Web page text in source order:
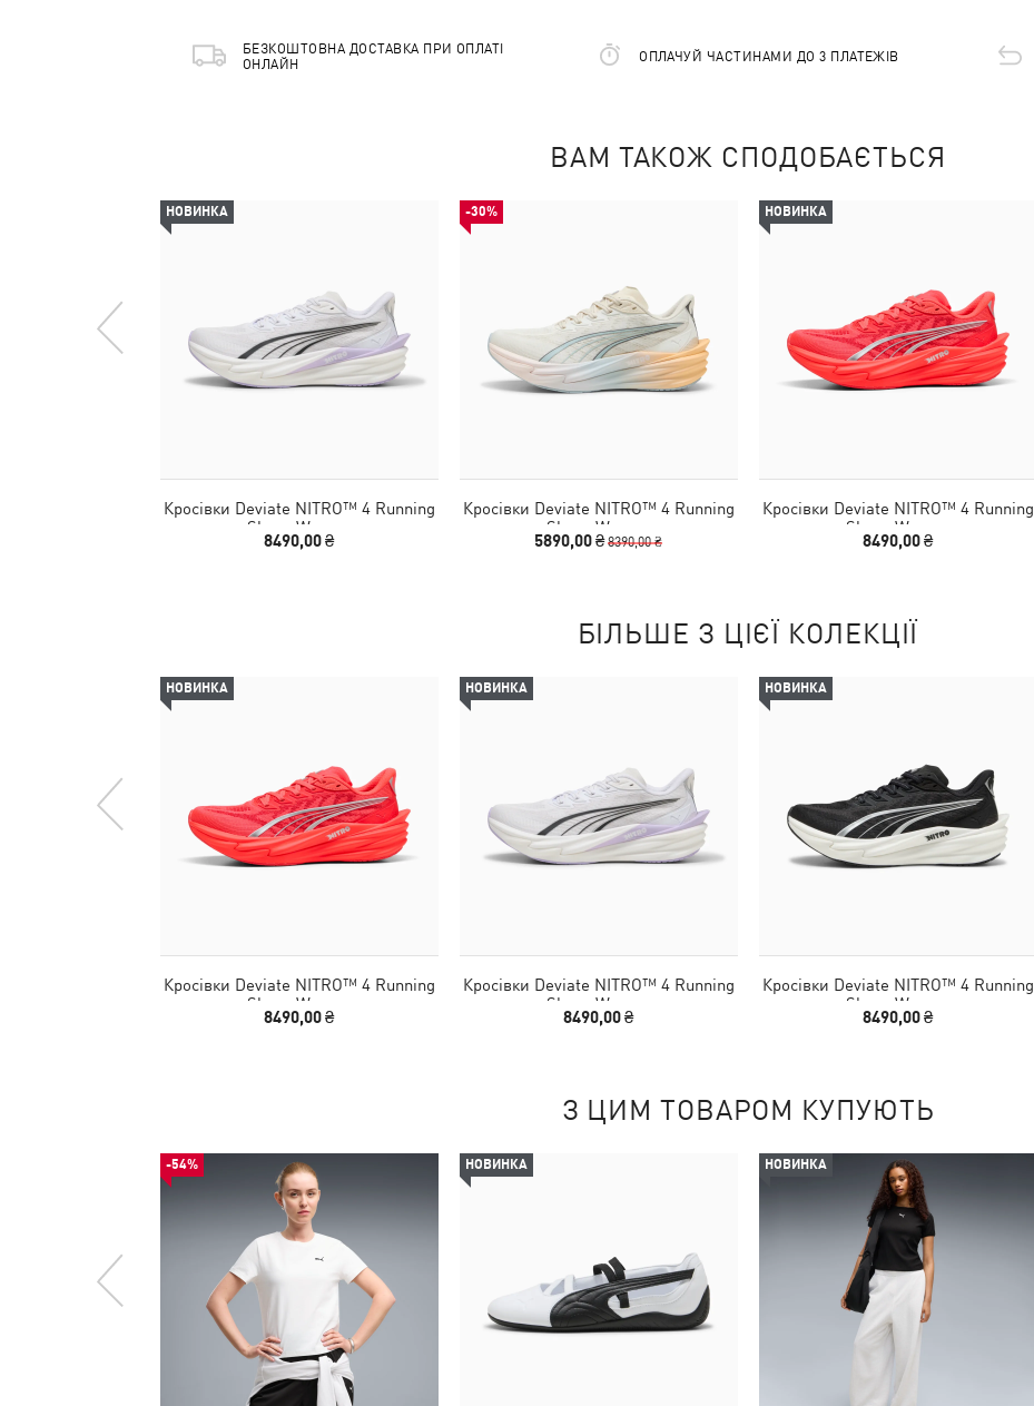
БЕЗКОШТОВНА ДОСТАВКА ПРИ ОПЛАТІ
ОНЛАЙН
ОПЛАЧУЙ ЧАСТИНАМИ ДО 3 ПЛАТЕЖІВ
ВАМ ТАКОЖ СПОДОБАЄТЬСЯ
НОВИНКА
Кросівки Deviate NITRO™ 4 Running
Shoes Women
8490,00 ₴
-30%
Кросівки Deviate NITRO™ 4 Running
Shoes Women
5890,00 ₴8390,00 ₴
НОВИНКА
Кросівки Deviate NITRO™ 4 Running
Shoes Women
8490,00 ₴
БІЛЬШЕ З ЦІЄЇ КОЛЕКЦІЇ
НОВИНКА
Кросівки Deviate NITRO™ 4 Running
Shoes Women
8490,00 ₴
НОВИНКА
Кросівки Deviate NITRO™ 4 Running
Shoes Women
8490,00 ₴
НОВИНКА
Кросівки Deviate NITRO™ 4 Running
Shoes Women
8490,00 ₴
З ЦИМ ТОВАРОМ КУПУЮТЬ
-54% НОВИНКА НОВИНКА